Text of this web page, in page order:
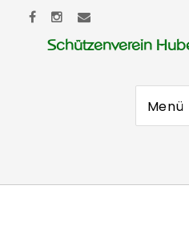
Schützenverein
Menü